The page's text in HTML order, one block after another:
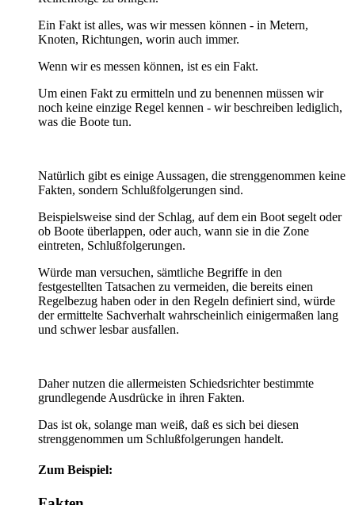
Ein Fakt ist alles, was wir messen können - in Metern,
Knoten, Richtungen, worin auch immer.
Wenn wir es messen können, ist es ein Fakt.
Um einen Fakt zu ermitteln und zu benennen müssen wir
noch keine einzige Regel kennen - wir beschreiben lediglich,
was die Boote tun.
Natürlich gibt es einige Aussagen, die strenggenommen keine
Fakten, sondern Schlußfolgerungen sind.
Beispielsweise sind der Schlag, auf dem ein Boot segelt oder
ob Boote überlappen, oder auch, wann sie in die Zone
eintreten, Schlußfolgerungen.
Würde man versuchen, sämtliche Begriffe in den
festgestellten Tatsachen zu vermeiden, die bereits einen
Regelbezug haben oder in den Regeln definiert sind, würde
der ermittelte Sachverhalt wahrscheinlich einigermaßen lang
und schwer lesbar ausfallen.
Daher nutzen die allermeisten Schiedsrichter bestimmte
grundlegende Ausdrücke in ihren Fakten.
Das ist ok, solange man weiß, daß es sich bei diesen
strenggenommen um Schlußfolgerungen handelt.
Zum Beispiel: